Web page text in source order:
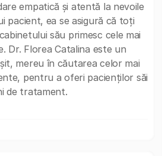
empatică și atentă la nevoile
pacient, ea se asigură că toți
său primesc cele mai
Dr. Florea Catalina este un
mereu în căutarea celor mai
pentru a oferi pacienților săi
de tratament.